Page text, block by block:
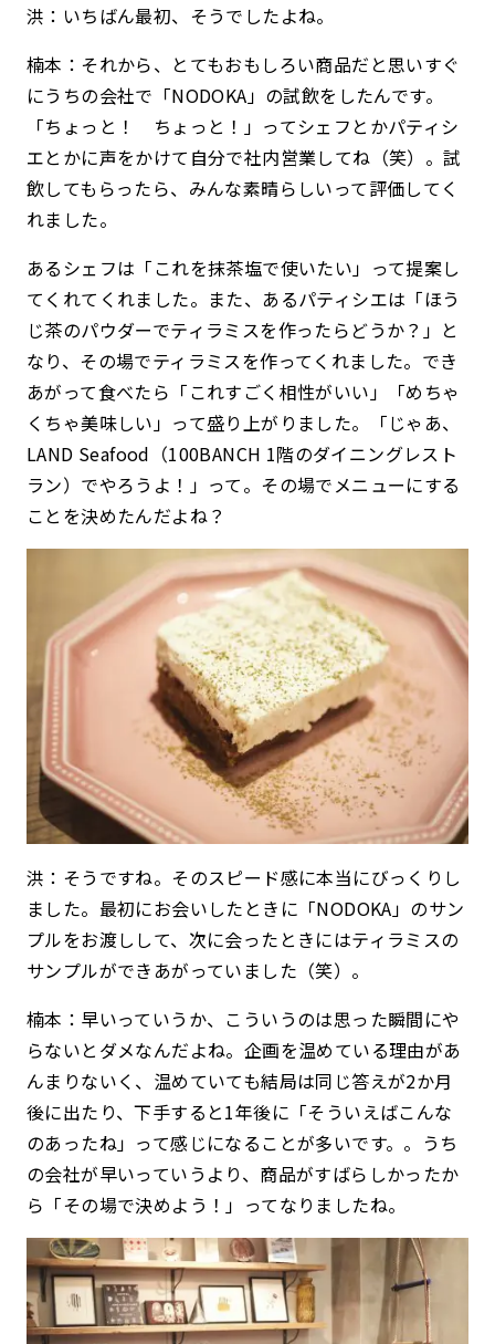
洪：いちばん最初、そうでしたよね。
楠本：それから、とてもおもしろい商品だと思いすぐ
にうちの会社で「NODOKA」の試飲をしたんです。
「ちょっと！ ちょっと！」ってシェフとかパティシ
エとかに声をかけて自分で社内営業してね（笑）。試
飲してもらったら、みんな素晴らしいって評価してく
れました。
あるシェフは「これを抹茶塩で使いたい」って提案し
てくれてくれました。また、あるパティシエは「ほう
じ茶のパウダーでティラミスを作ったらどうか？」と
なり、その場でティラミスを作ってくれました。でき
あがって食べたら「これすごく相性がいい」「めちゃ
くちゃ美味しい」って盛り上がりました。「じゃあ、
LAND Seafood（100BANCH 1階のダイニングレスト
ラン）でやろうよ！」って。その場でメニューにする
ことを決めたんだよね？
洪：そうですね。そのスピード感に本当にびっくりし
ました。最初にお会いしたときに「NODOKA」のサン
プルをお渡しして、次に会ったときにはティラミスの
サンプルができあがっていました（笑）。
楠本：早いっていうか、こういうのは思った瞬間にや
らないとダメなんだよね。企画を温めている理由があ
んまりないく、温めていても結局は同じ答えが2か月
後に出たり、下手すると1年後に「そういえばこんな
のあったね」って感じになることが多いです。。うち
の会社が早いっていうより、商品がすばらしかったか
ら「その場で決めよう！」ってなりましたね。